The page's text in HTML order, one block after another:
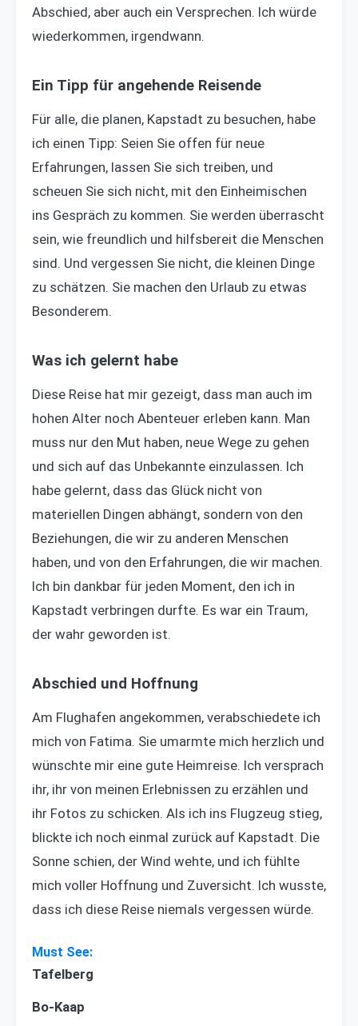
Abschied, aber auch ein Versprechen. Ich würde
wiederkommen, irgendwann.
Ein Tipp für angehende Reisende
Für alle, die planen, Kapstadt zu besuchen, habe
ich einen Tipp: Seien Sie offen für neue
Erfahrungen, lassen Sie sich treiben, und
scheuen Sie sich nicht, mit den Einheimischen
ins Gespräch zu kommen. Sie werden überrascht
sein, wie freundlich und hilfsbereit die Menschen
sind. Und vergessen Sie nicht, die kleinen Dinge
zu schätzen. Sie machen den Urlaub zu etwas
Besonderem.
Was ich gelernt habe
Diese Reise hat mir gezeigt, dass man auch im
hohen Alter noch Abenteuer erleben kann. Man
muss nur den Mut haben, neue Wege zu gehen
und sich auf das Unbekannte einzulassen. Ich
habe gelernt, dass das Glück nicht von
materiellen Dingen abhängt, sondern von den
Beziehungen, die wir zu anderen Menschen
haben, und von den Erfahrungen, die wir machen.
Ich bin dankbar für jeden Moment, den ich in
Kapstadt verbringen durfte. Es war ein Traum,
der wahr geworden ist.
Abschied und Hoffnung
Am Flughafen angekommen, verabschiedete ich
mich von Fatima. Sie umarmte mich herzlich und
wünschte mir eine gute Heimreise. Ich versprach
ihr, ihr von meinen Erlebnissen zu erzählen und
ihr Fotos zu schicken. Als ich ins Flugzeug stieg,
blickte ich noch einmal zurück auf Kapstadt. Die
Sonne schien, der Wind wehte, und ich fühlte
mich voller Hoffnung und Zuversicht. Ich wusste,
dass ich diese Reise niemals vergessen würde.
Tafelberg
Bo-Kaap